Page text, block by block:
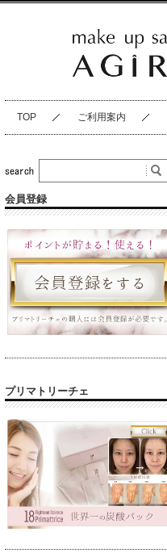
TOP ご利用案内
会員登録
プリマトリーチェ